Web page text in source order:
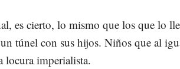
es cierto, lo mismo que los que lo
túnel con sus hijos. Niños que al
locura imperialista.